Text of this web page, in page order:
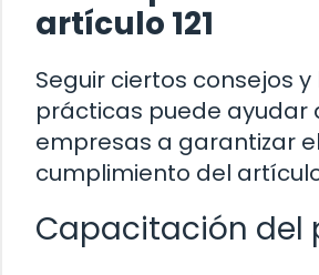
artículo 121
Seguir ciertos consejos
prácticas puede ayudar
empresas a garantizar el
cumplimiento del artículo
Capacitación del